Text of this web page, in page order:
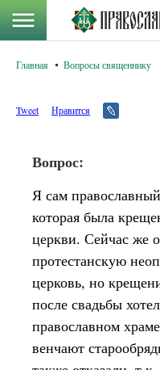
Главная Вопросы священнику
Tweet Нравится
Вопрос:
Я сам
которая была
церкви. Сейчас же
протестанскую
церковь, но
после свадьбы
православном
венчают